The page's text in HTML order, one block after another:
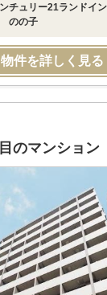
チュリー21ランドイ
のの子
物件を詳しく見る
のマンション